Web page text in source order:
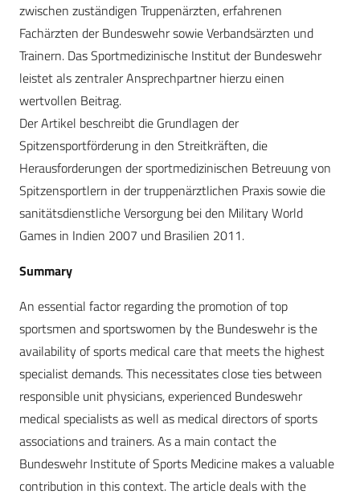
zwischen zuständigen Truppenärzten, erfahrenen
Fachärzten der Bundeswehr sowie Verbandsärzten und
Trainern. Das Sportmedizinische Institut der Bundeswehr
leistet als zentraler Ansprechpartner hierzu einen
wertvollen Beitrag.
Der Artikel beschreibt die Grundlagen der
Spitzensportförderung in den Streitkräften, die
Herausforderungen der sportmedizinischen Betreuung von
Spitzensportlern in der truppenärztlichen Praxis sowie die
sanitätsdienstliche Versorgung bei den Military World
Games in Indien 2007 und Brasilien 2011.
Summary
An essential factor regarding the promotion of top
sportsmen and sportswomen by the Bundeswehr is the
availability of sports medical care that meets the highest
specialist demands. This necessitates close ties between
responsible unit physicians, experienced Bundeswehr
medical specialists as well as medical directors of sports
associations and trainers. As a main contact the
Bundeswehr Institute of Sports Medicine makes a valuable
contribution in this context. The article deals with the